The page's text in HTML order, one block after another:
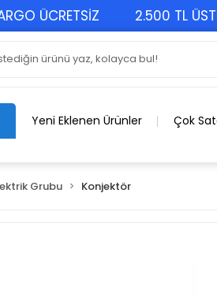
ÜCRETSİZ 2.500 TL ÜSTÜ
Yeni Eklenen Ürünler Çok
Grubu Konjektör